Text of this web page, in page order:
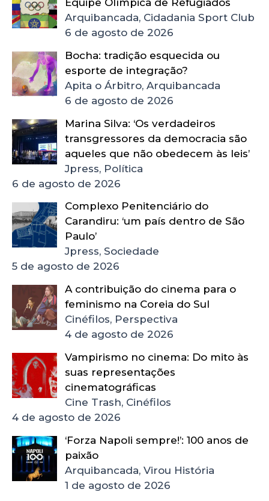
Equipe Olímpica de Refugiados
Arquibancada, Cidadania Sport Club
6 de agosto de 2026
Bocha: tradição esquecida ou
esporte de integração?
Apita o Árbitro, Arquibancada
6 de agosto de 2026
Marina Silva: ‘Os verdadeiros
transgressores da democracia são
aqueles que não obedecem às leis’
Jpress, Política
6 de agosto de 2026
Complexo Penitenciário do
Carandiru: ‘um país dentro de São
Paulo’
Jpress, Sociedade
5 de agosto de 2026
A contribuição do cinema para o
feminismo na Coreia do Sul
Cinéfilos, Perspectiva
4 de agosto de 2026
Vampirismo no cinema: Do mito às
suas representações
cinematográficas
Cine Trash, Cinéfilos
4 de agosto de 2026
‘Forza Napoli sempre!’: 100 anos de
paixão
Arquibancada, Virou História
1 de agosto de 2026